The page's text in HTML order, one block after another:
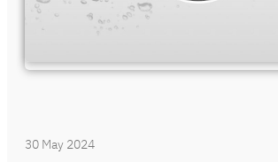
30 May 2024